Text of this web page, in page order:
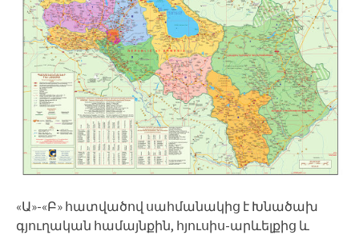
«Ա»-«Բ» հատվածով սահմանակից է Խնածախ
գյուղական համայնքին, հյուսիս-արևելքից և